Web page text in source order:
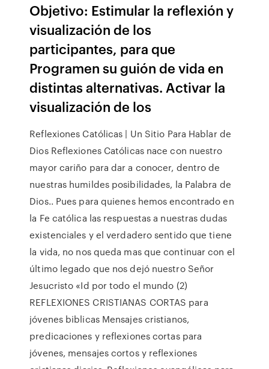
Objetivo: Estimular la reflexión y
visualización de los
participantes, para que
Programen su guión de vida en
distintas alternativas. Activar la
visualización de los
Reflexiones Católicas | Un Sitio Para Hablar de
Dios Reflexiones Católicas nace con nuestro
mayor cariño para dar a conocer, dentro de
nuestras humildes posibilidades, la Palabra de
Dios.. Pues para quienes hemos encontrado en
la Fe católica las respuestas a nuestras dudas
existenciales y el verdadero sentido que tiene
la vida, no nos queda mas que continuar con el
último legado que nos dejó nuestro Señor
Jesucristo «Id por todo el mundo (2)
REFLEXIONES CRISTIANAS CORTAS para
jóvenes biblicas Mensajes cristianos,
predicaciones y reflexiones cortas para
jóvenes, mensajes cortos y reflexiones